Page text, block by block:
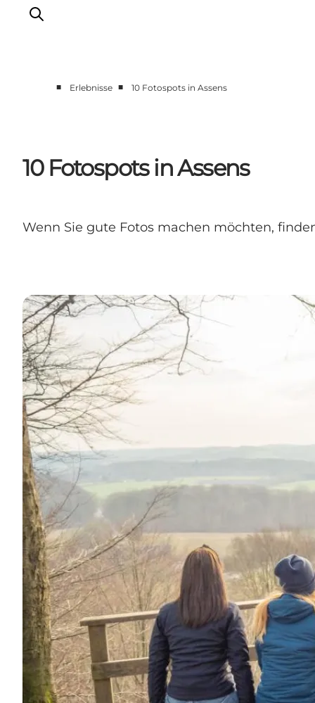
Essen & trinken
Veranstaltungen
■ Erlebnisse ■ 10 Fotospots in Assens
10 Fotospots in Assens
Wenn Sie gute Fotos machen möchten,